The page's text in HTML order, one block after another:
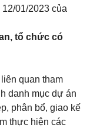
12/01/2023 của
tổ chức có
quan tham
danh mục dự án
phân bổ, giao kế
thực hiện các